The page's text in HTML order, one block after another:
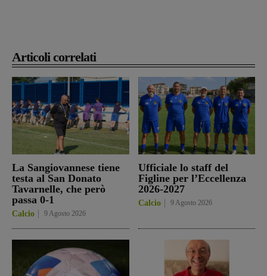
Articoli correlati
La Sangiovannese tiene
testa al San Donato
Tavarnelle, che però
passa 0-1
Calcio 9 Agosto 2026
Ufficiale lo staff del
Figline per l’Eccellenza
2026-2027
Calcio 9 Agosto 2026